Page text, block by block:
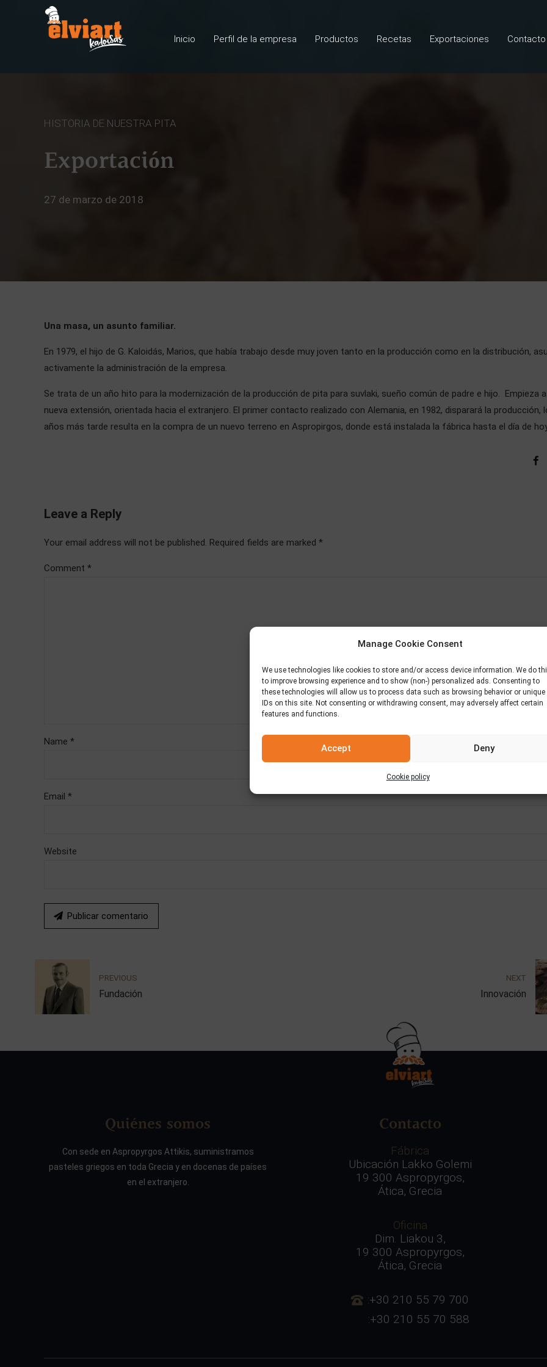
Manage Cookie Consent
We use technologies like cookies to store and/or access device information. We do
to improve browsing experience and to show (non-) personalized ads. Consenting to
these technologies will allow us to process data such as browsing behavior or unique
IDs on this site. Not consenting or withdrawing consent, may adversely affect certain
features and functions.
Accept Deny
Cookie policy
Inicio Perfil de la empresa Productos Recetas Exportaciones Contacto
HISTORIA DE NUESTRA PITA
Exportación
27 de marzo de 2018
Una masa, un asunto familiar.
En 1979, el hijo de G. Kaloidás, Marios, que había trabajo desde muy joven tanto en la producción como en la distribución,
activamente la administración de la empresa.
Se trata de un año hito para la modernización de la producción de pita para suvlaki, sueño común de padre e hijo. Empieza
nueva extensión, orientada hacia el extranjero. El primer contacto realizado con Alemania, en 1982, disparará la producción,
años más tarde resulta en la compra de un nuevo terreno en Aspropirgos, donde está instalada la fábrica hasta el día de
Leave a Reply
Your email address will not be published. Required fields are marked *
Comment *
Name *
Email *
Website
Publicar comentario
PREVIOUS
Fundación
NEXT
Innovación
Quiénes somos
Con sede en Aspropyrgos Attikis, suministramos
pasteles griegos en toda Grecia y en docenas de países
en el extranjero.
Contacto
Fábrica
Ubicación Lakko Golemi
19 300 Aspropyrgos,
Ática, Grecia
Oficina
Dim. Liakou 3,
19 300 Aspropyrgos,
Ática, Grecia
:+30 210 55 79 700
:+30 210 55 70 588